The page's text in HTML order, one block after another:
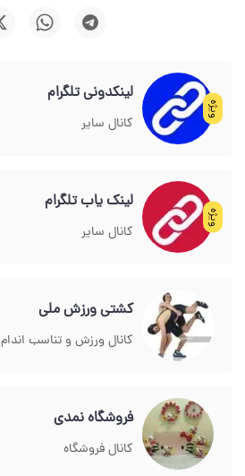
ویژه
لینکدونی تلگرام
کانال سایر
ویژه
لینک یاب تلگرام
کانال سایر
کشتی ورزش ملی
کانال ورزش و تناسب اندام
فروشگاه نمدی
کانال فروشگاه